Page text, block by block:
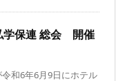
保連 総会 開催
和6年6月9日にホテル